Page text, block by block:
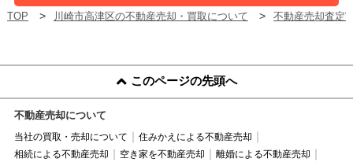
TOP 川崎市高津区の不動産売却・買取について 不動産売却査定
このページの先頭へ
不動産売却について
当社の買取・売却について
住みかえによる不動産売却
相続による不動産売却
空き家を不動産売却
離婚による不動産売却